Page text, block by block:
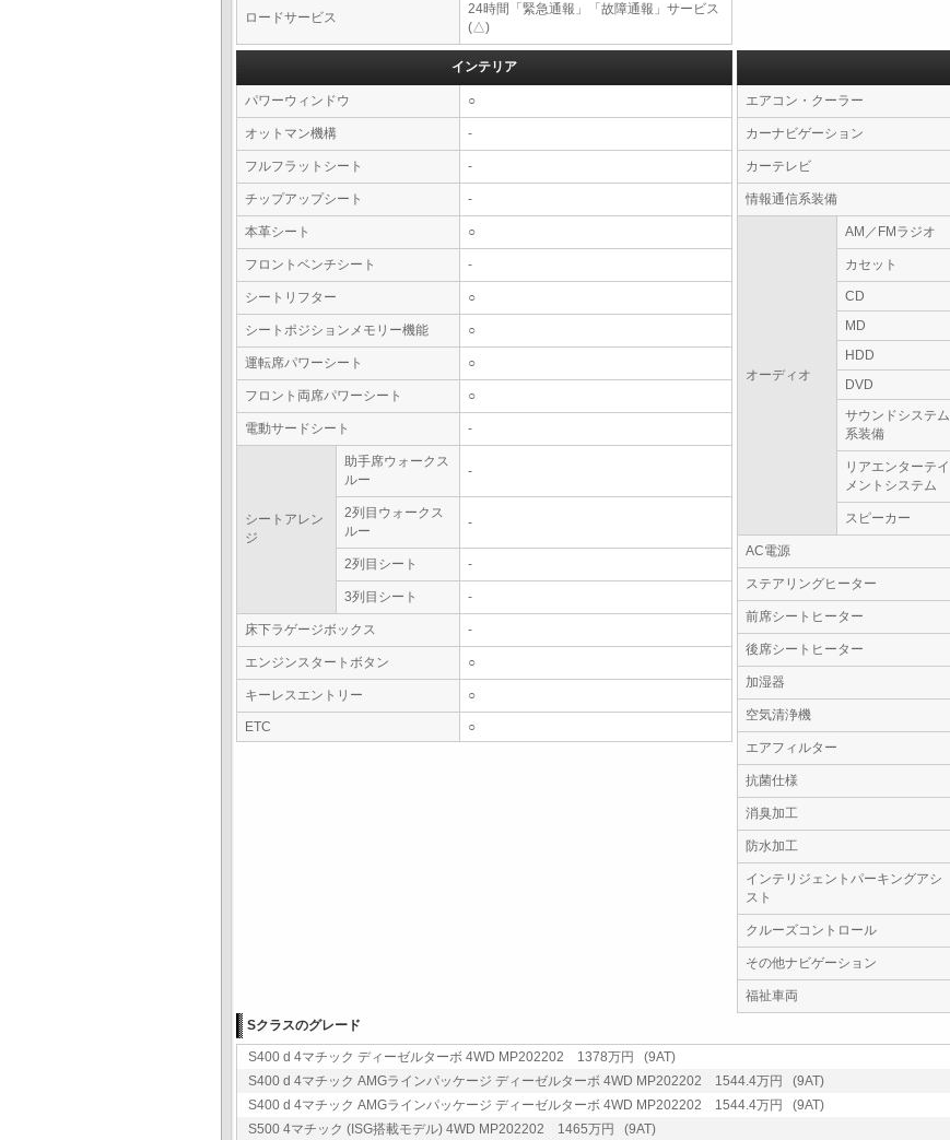
ロードサービス
24時間「緊急通報」「故障通報」サービス
(△)
インテリア
パワーウィンドウ ○
オットマン機構 -
フルフラットシート -
チップアップシート -
本革シート ○
フロントベンチシート -
シートリフター ○
シートポジションメモリー機能 ○
運転席パワーシート ○
フロント両席パワーシート ○
電動サードシート -
シートアレン
ジ
助手席ウォークス
ルー
-
2列目ウォークス
ルー
-
2列目シート -
3列目シート -
床下ラゲージボックス -
エンジンスタートボタン ○
キーレスエントリー ○
ETC ○
エアコン・クーラー
カーナビゲーション
カーテレビ
情報通信系装備
オーディオ
AM／FMラジオ
カセット
CD
MD
HDD
DVD
サウンドシステム
系装備
リアエンターテイ
メントシステム
スピーカー
AC電源
ステアリングヒーター
前席シートヒーター
後席シートヒーター
加湿器
空気清浄機
エアフィルター
抗菌仕様
消臭加工
防水加工
インテリジェントパーキングアシ
スト
クルーズコントロール
その他ナビゲーション
福祉車両
Sクラスのグレード
S400 d 4マチック ディーゼルターボ 4WD MP202202 1378万円 (9AT)
S400 d 4マチック AMGラインパッケージ ディーゼルターボ 4WD MP202202 1544.4万円 (9AT)
S400 d 4マチック AMGラインパッケージ ディーゼルターボ 4WD MP202202 1544.4万円 (9AT)
S500 4マチック (ISG搭載モデル) 4WD MP202202 1465万円 (9AT)